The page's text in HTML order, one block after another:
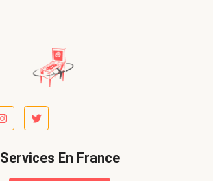
Services En France